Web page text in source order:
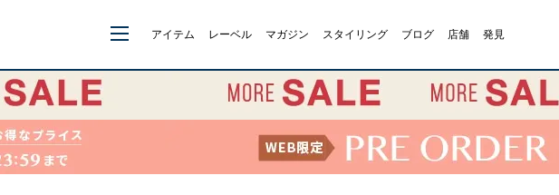
アイテム レーベル マガジン スタイリング ブログ 店舗 発見